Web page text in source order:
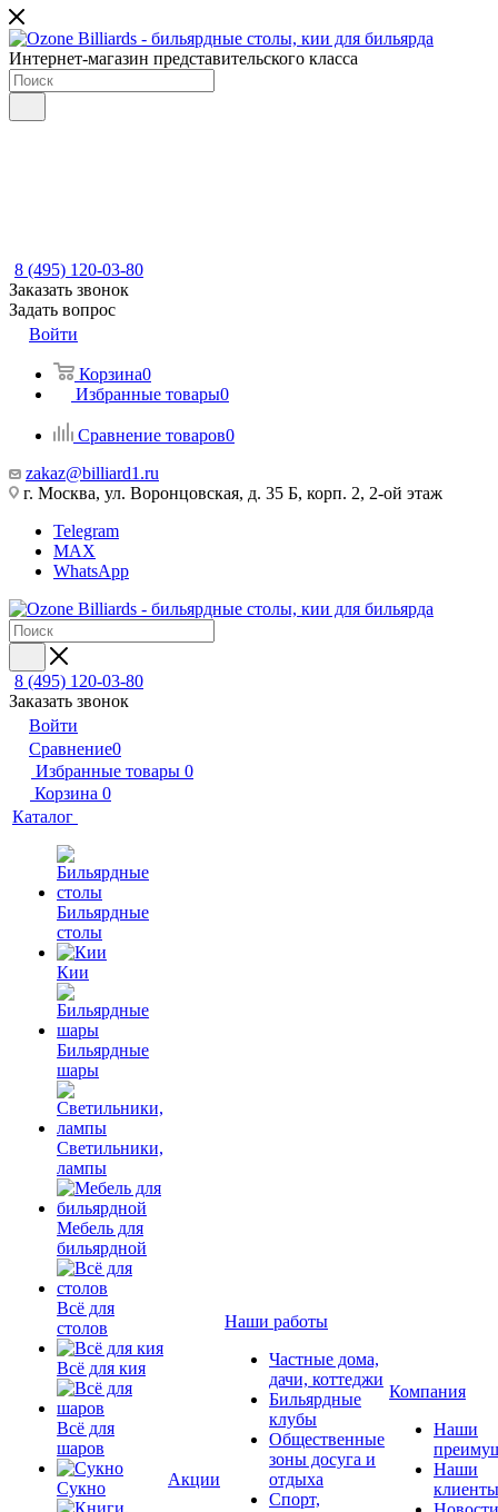
Интернет-магазин представительского класса
8 (495) 120-03-80
Заказать звонок
Задать вопрос
Войти
Корзина0
Избранные товары0
Сравнение товаров0
zakaz@billiard1.ru
г. Москва, ул. Воронцовская, д. 35 Б, корп. 2, 2-ой этаж
Telegram
MAX
WhatsApp
8 (495) 120-03-80
Заказать звонок
Войти
Сравнение0
Избранные товары 0
Корзина 0
Каталог
Бильярдные
столы
Кии
Бильярдные
шары
Светильники,
лампы
Мебель для
бильярдной
Всё для
столов
Всё для кия
Всё для
шаров
Сукно Акции
Наши работы
Частные дома,
дачи, коттеджи
Бильярдные
клубы
Общественные
зоны досуга и
отдыха
Спорт,
Компания
Наши
Наши
клиенты